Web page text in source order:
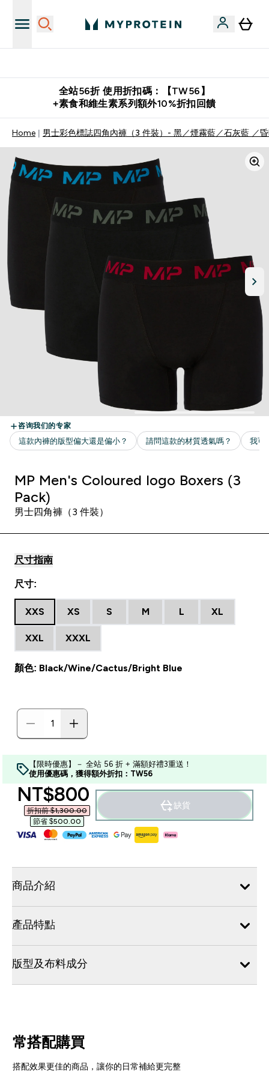
全站56折 使用折扣碼：【TW56】
+素食和維生素系列額外10%折扣回饋
Home 男士彩色標誌四角內褲（3 件裝）- 黑／煙霧藍／石灰藍 ／
MP Men's Coloured logo Boxers (3
Pack)
男士四角褲（3 件裝）
尺寸指南
尺寸:
XXS XS S M L XL
XXL XXXL
顏色: Black/Wine/Cactus/Bright Blue
【限時優惠】－ 全站 56 折 + 滿額好禮3重送！
使用優惠碼，獲得額外折扣：TW56
discounted price
NT$800‎
折扣前 $1,300.00‎
節省 $500.00‎
缺貨
商品介紹
產品特點
版型及布料成分
常搭配購買
搭配效果更佳的商品，讓你的日常補給更完整